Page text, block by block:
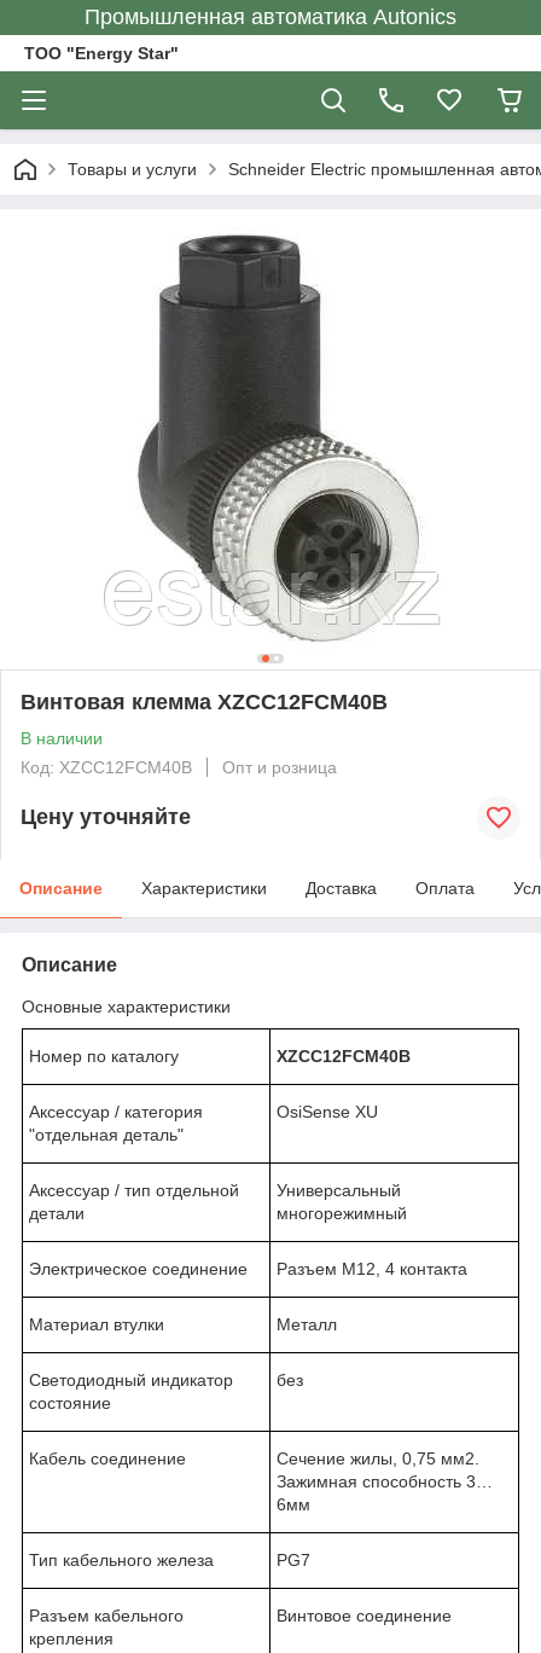
Промышленная автоматика Autonics
ТОО "Energy Star"
Товары и услуги Schneider Electric промышленная
Винтовая клемма XZCC12FCM40B
В наличии
Код: XZCC12FCM40B
Опт и розница
Цену уточняйте
Описание Характеристики Доставка Оплата
Описание
Основные характеристики
Номер по каталогу XZCC12FCM40B
Аксессуар / категория
"отдельная деталь"
OsiSense XU
Аксессуар / тип отдельной
детали
Универсальный
многорежимный
Электрическое соединение Разъем М12, 4 контакта
Материал втулки Металл
Светодиодный индикатор
состояние
без
Кабель соединение
Сечение жилы, 0,75 мм2.
Зажимная способность 3…
6мм
Тип кабельного железа PG7
Разъем кабельного
крепления
Винтовое соединение